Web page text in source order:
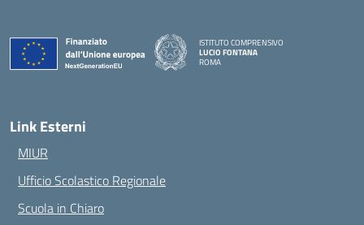
ISTITUTO COMPRENSIVO
LUCIO FONTANA
ROMA
Link Esterni
MIUR
Ufficio Scolastico Regionale
Scuola in Chiaro